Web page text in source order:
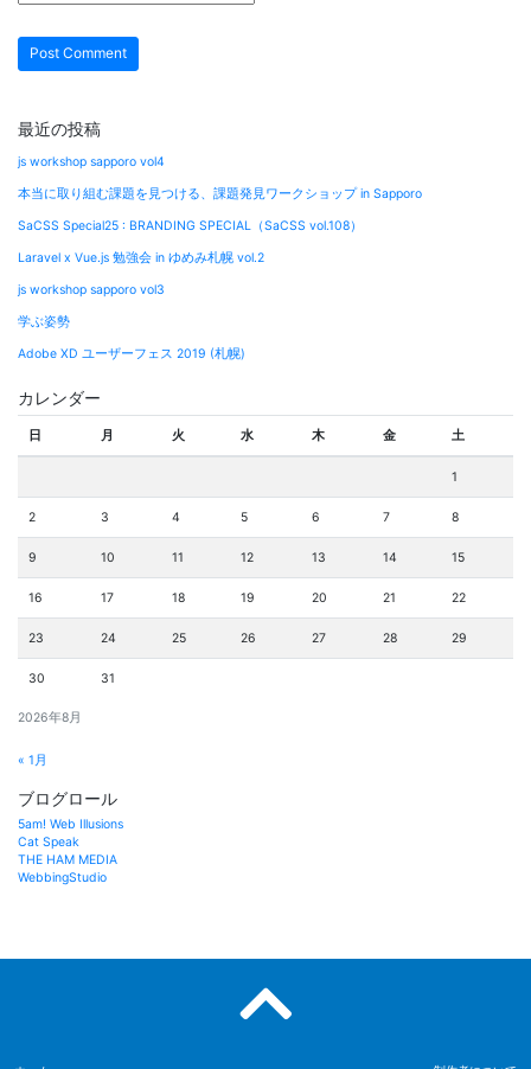
最近の投稿
js workshop sapporo vol4
本当に取り組む課題を見つける、課題発見ワークショップ in Sapporo
SaCSS Special25 : BRANDING SPECIAL（SaCSS vol.108）
Laravel x Vue.js 勉強会 in ゆめみ札幌 vol.2
js workshop sapporo vol3
学ぶ姿勢
Adobe XD ユーザーフェス 2019 (札幌)
カレンダー
2026年8月
日 月 火 水 木 金 土
1
2 3 4 5 6 7 8
9 10 11 12 13 14 15
16 17 18 19 20 21 22
23 24 25 26 27 28 29
30 31
« 1月
ブログロール
5am! Web Illusions
Cat Speak
THE HAM MEDIA
WebbingStudio